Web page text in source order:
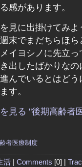
感があります。
見に出掛けてみよ
末でまだちらほら
イヨシノに先立っ
出したばかりなの
んでいるとはどう
す。
見る "後期高齢者
者医療制度
活 Comments